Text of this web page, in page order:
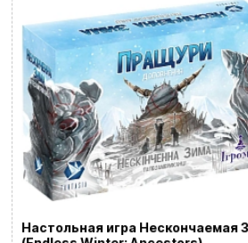
Настольная игра Нескончаемая